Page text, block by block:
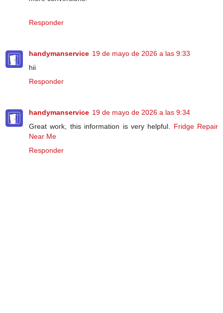
Responder
handymanservice 19 de mayo de 2026 a las 9:33
hii
Responder
handymanservice 19 de mayo de 2026 a las 9:34
Great work, this information is very helpful. Fridge Repair
Near Me
Responder